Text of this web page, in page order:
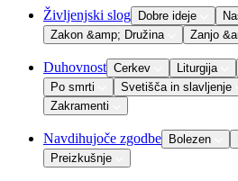
Življenjski slog Dobre ideje
Zakon &amp; Družina
Zanjo
Duhovnost Cerkev Liturgija
Po smrti
Svetišča in slavljenje
Zakramenti
Navdihujoče zgodbe Bolezen
Preizkušnje